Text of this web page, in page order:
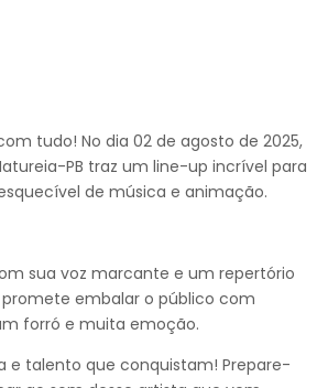
tudo! No dia 02 de agosto de 2025,
PB traz um line-up incrível para
de música e animação.
sua voz marcante e um repertório
embalar o público com
forró e muita emoção.
e talento que conquistam! Prepare-